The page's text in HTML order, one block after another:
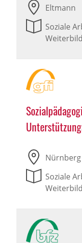
Eltmann
Soziale
Nürnberg
Soziale